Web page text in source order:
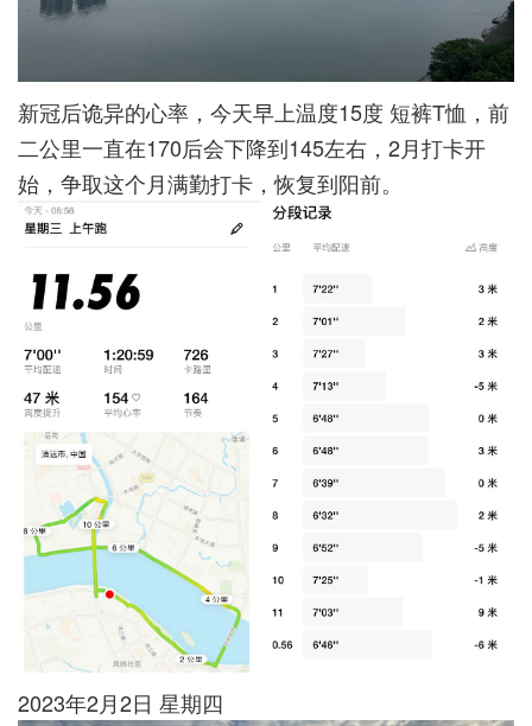
新冠后诡异的心率，今天早上温度15度 短裤T恤，前
二公里一直在170后会下降到145左右，2月打卡开
始，争取这个月满勤打卡，恢复到阳前。
2023年2月2日 星期四